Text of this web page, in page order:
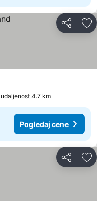
Deli
4.7 km
Pogledaj cene
Deli